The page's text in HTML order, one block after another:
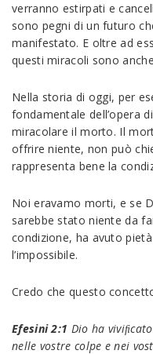
verranno estirpati e
sono pegni di un futuro
manifestato. E oltre ad
questi miracoli sono
Nella storia di oggi, per
fondamentale dell’opera
miracolare il morto. Il
offrire niente, non può
rappresenta bene la
Noi eravamo morti, e se
sarebbe stato niente da
condizione, ha avuto
l’impossibile.
Credo che questo
Efesini 2:1 Dio ha
nelle vostre colpe e nei